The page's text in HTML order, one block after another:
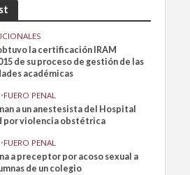
obtuvo la certificación IRAM
de su proceso de gestión de las
académicas
•FUERO PENAL
a un anestesista del Hospital
por violencia obstétrica
•FUERO PENAL
a preceptor por acoso sexual a
de un colegio